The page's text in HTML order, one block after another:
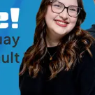
d’asphaltage
de l’horaire